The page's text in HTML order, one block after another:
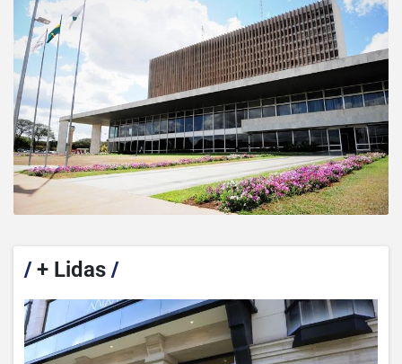
/+ Lidas /